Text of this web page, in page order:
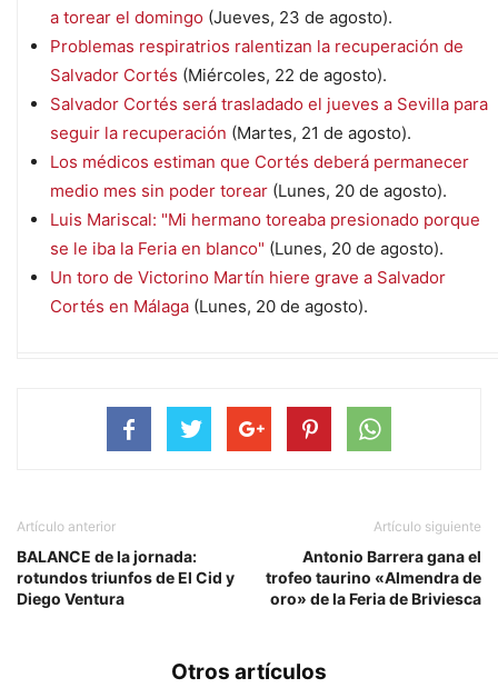
a torear el domingo (Jueves, 23 de agosto).
Problemas respiratrios ralentizan la recuperación de
Salvador Cortés (Miércoles, 22 de agosto).
Salvador Cortés será trasladado el jueves a Sevilla para
seguir la recuperación (Martes, 21 de agosto).
Los médicos estiman que Cortés deberá permanecer
medio mes sin poder torear (Lunes, 20 de agosto).
Luis Mariscal: "Mi hermano toreaba presionado porque
se le iba la Feria en blanco" (Lunes, 20 de agosto).
Un toro de Victorino Martín hiere grave a Salvador
Cortés en Málaga (Lunes, 20 de agosto).
Artículo anterior
BALANCE de la jornada:
rotundos triunfos de El Cid y
Diego Ventura
Artículo siguiente
Antonio Barrera gana el
trofeo taurino «Almendra de
oro» de la Feria de Briviesca
Otros artículos